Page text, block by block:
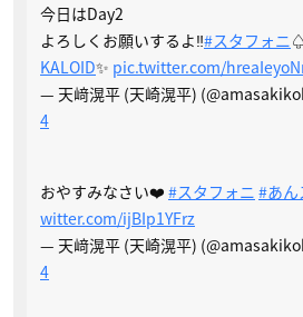
今日はDay2
よろしくお願いするよ‼️#スタフォニ
KALOID✨ pic.twitter.com/
— 天﨑滉平 (天崎滉平)
4
おやすみなさい❤️ #スタフォニ #あん
witter.com/ijBIp1YFrz
— 天﨑滉平 (天崎滉平)
4